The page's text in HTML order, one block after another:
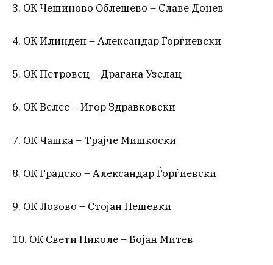
3. ОК Чешиново Облешево – Славе Донев
4. ОК Илинден – Александар Ѓорѓиевски
5. ОК Петровец – Драгана Узелац
6. ОК Велес – Игор Здравковски
7. ОК Чашка – Трајче Мишкоски
8. ОК Градско – Александар Ѓорѓиевски
9. ОК Лозово – Стојан Пешевки
10. ОК Свети Николе – Бојан Митев